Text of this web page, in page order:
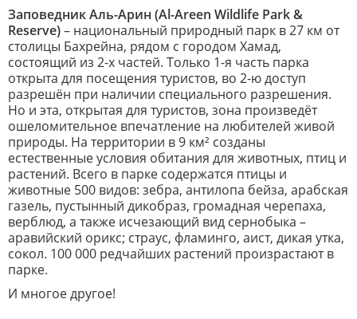
Заповедник Аль-Арин (Al-Areen Wildlife Park &
Reserve)– национальный природный парк в 27 км от
столицы Бахрейна, рядом с городом Хамад,
состоящий из 2-х частей. Только 1-я часть парка
открыта для посещения туристов, во 2-ю доступ
разрешён при наличии специального разрешения.
Но и эта, открытая для туристов, зона произведёт
ошеломительное впечатление на любителей живой
природы. На территории в 9 км² созданы
естественные условия обитания для животных, птиц и
растений. Всего в парке содержатся птицы и
животные 500 видов: зебра, антилопа бейза, арабская
газель, пустынный дикобраз, громадная черепаха,
верблюд, а также исчезающий вид сернобыка –
аравийский орикс; страус, фламинго, аист, дикая утка,
сокол. 100 000 редчайших растений произрастают в
парке.
И многое другое!